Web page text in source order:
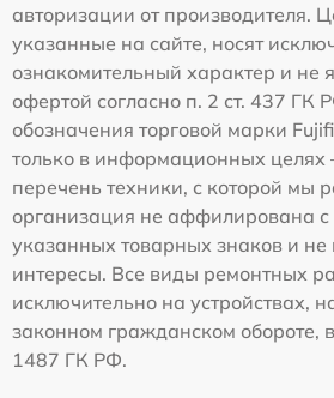
авторизации от производителя.
указанные на сайте, носят
ознакомительный характер и не
офертой согласно п. 2 ст. 437 ГК
обозначения торговой марки
только в информационных целях
перечень техники, с которой мы
организация не аффилирована
указанных товарных знаков и не
интересы. Все виды ремонтных
исключительно на устройствах,
законном гражданском обороте, в
1487 ГК РФ.